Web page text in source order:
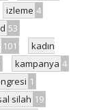
izleme 4
53
101
kadın
kampanya 4
1
silah 19